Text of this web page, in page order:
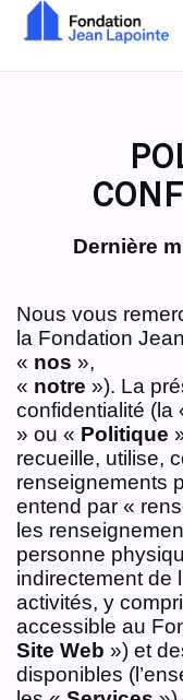
Dernière
Nous vous
la Fondation
« nos »,
« notre »). La
confidentialité (la
» ou « Politique
recueille, utilise,
renseignements
entend par «
les
personne
indirectement de
activités, y
accessible au
Site Web ») et
disponibles